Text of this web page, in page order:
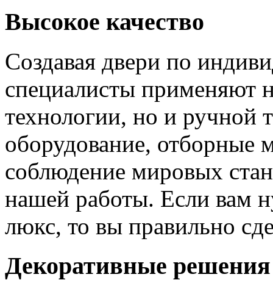
Высокое качество
Создавая двери по
специалисты применяют
технологии, но и ручной
оборудование, отборные
соблюдение мировых
нашей работы. Если вам
люкс, то вы правильно
Декоративные решения